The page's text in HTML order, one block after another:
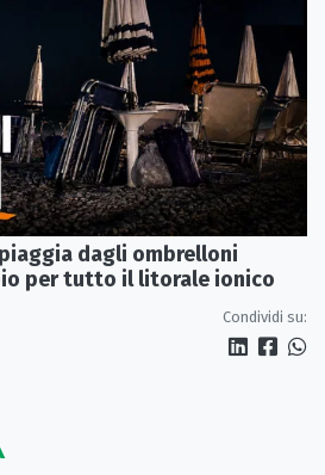
dagli ombrelloni
per tutto il litorale ionico
Condividi su: